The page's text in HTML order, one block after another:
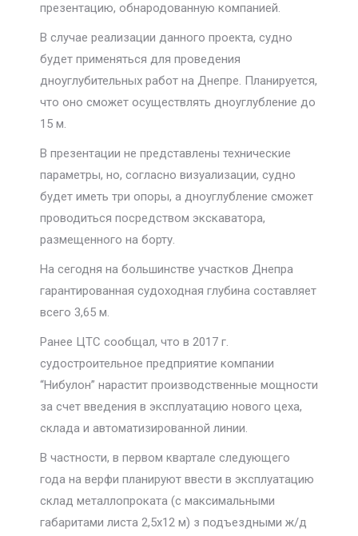
презентацию, обнародованную компанией.
В случае реализации данного проекта, судно
будет применяться для проведения
дноуглубительных работ на Днепре. Планируется,
что оно сможет осуществлять дноуглубление до
15 м.
В презентации не представлены технические
параметры, но, согласно визуализации, судно
будет иметь три опоры, а дноуглубление сможет
проводиться посредством экскаватора,
размещенного на борту.
На сегодня на большинстве участков Днепра
гарантированная судоходная глубина составляет
всего 3,65 м.
Ранее ЦТС сообщал, что в 2017 г.
судостроительное предприятие компании
“Нибулон” нарастит производственные мощности
за счет введения в эксплуатацию нового цеха,
склада и автоматизированной линии.
В частности, в первом квартале следующего
года на верфи планируют ввести в эксплуатацию
склад металлопроката (с максимальными
габаритами листа 2,5х12 м) з подъездными ж/д